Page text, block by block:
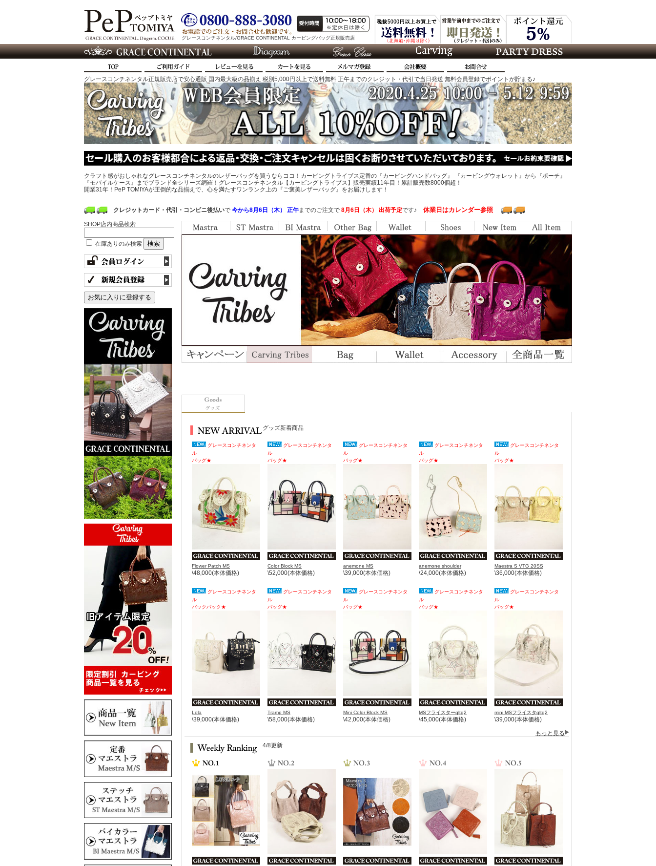
グレースコンチネンタル/GRACE CONTINENTAL カービングバッグ正規販売店
グレースコンチネンタル正規販売店で安心通販 国内最大級の品揃え 税別5,000円以上で送料無料 正午までのクレジット・代引で当日発送 無料会員登録でポイントが貯まる♪
クラフト感がおしゃれなグレースコンチネンタルのレザーバッグを買うならココ！カービングトライブス定番の『カービングハンドバッグ』 『カービングウォレット』から『ポーチ』
『モバイルケース』までブランド全シリーズ網羅！グレースコンチネンタル【カービングトライブス】販売実績11年目！累計販売数8000個超！
開業31年！PeP TOMIYAが圧倒的な品揃えで、心を満たすワンランク上の『ご褒美レザーバッグ』をお届けします！
クレジットカード・代引・コンビニ後払いで今から8月6日（木） 正午までのご注文で8月6日（木） 出荷予定です♪ 休業日はカレンダー参照
グッズ新着商品
グレースコンチネンタ
ル
バッグ★
Flower Patch MS
\48,000(本体価格)
グレースコンチネンタ
ル
バッグ★
Color Block MS
\52,000(本体価格)
グレースコンチネンタ
ル
バッグ★
anemone MS
\39,000(本体価格)
グレースコンチネンタ
ル
バッグ★
anemone shoulder
\24,000(本体価格)
グレースコンチネンタ
ル
バッグ★
Maestra S VTG 20SS
\36,000(本体価格)
グレースコンチネンタ
ル
バックパック★
Lola
\39,000(本体価格)
グレースコンチネンタ
ル
バッグ★
Tramp MS
\58,000(本体価格)
グレースコンチネンタ
ル
バッグ★
Mini Color Block MS
\42,000(本体価格)
グレースコンチネンタ
ル
バッグ★
MSフライスターqltg2
\45,000(本体価格)
グレースコンチネンタ
ル
バッグ★
mini MSフライスタqltg2
\39,000(本体価格)
もっと見る
4/8更新
SHOP店内商品検索
在庫ありのみ検索